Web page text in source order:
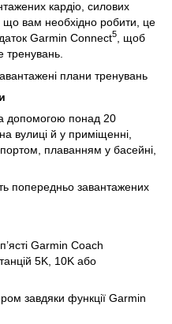
кардіо, силових
що вам необхідно робити, це
Garmin Connect5
, щоб
тренувань.
допомогою понад 20
вулиці й у приміщенні,
плаванням у басейні,
Garmin Coach
5K, 10K або